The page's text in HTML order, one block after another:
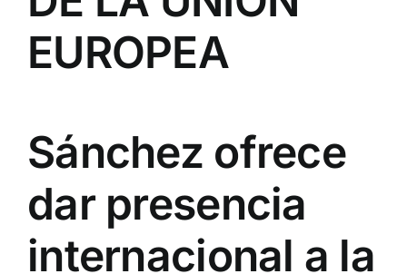
EUROPEA
Sánchez ofrece
dar presencia
internacional a la